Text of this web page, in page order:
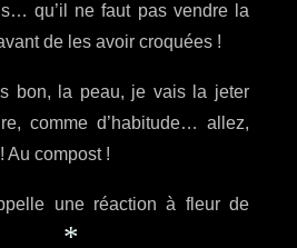
qu’il ne faut pas vendre la
de les avoir croquées !
bon, la peau, je vais la jeter
comme d’habitude… allez,
Au compost !
une réaction à fleur de